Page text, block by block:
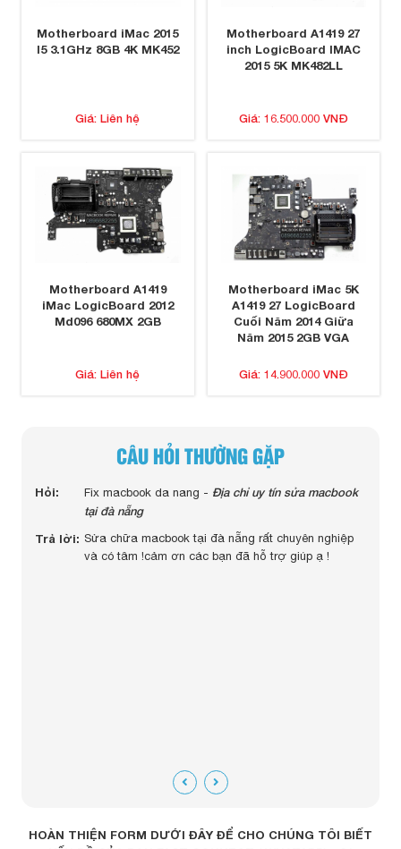
Motherboard iMac 2015
I5 3.1GHz 8GB 4K MK452
Giá: Liên hệ
Motherboard A1419 27
inch LogicBoard IMAC
2015 5K MK482LL
Giá: 16.500.000 VNĐ
Motherboard A1419
iMac LogicBoard 2012
Md096 680MX 2GB
Giá: Liên hệ
Motherboard iMac 5K
A1419 27 LogicBoard
Cuối Năm 2014 Giữa
Năm 2015 2GB VGA
Giá: 14.900.000 VNĐ
CÂU HỎI THƯỜNG GẶP
Hỏi: Fix macbook da nang - Địa chỉ uy tín sửa macbook
tại đà nẵng
Trả lời: Sửa chữa macbook tại đà nẵng rất chuyên nghiệp
và có tâm !cảm ơn các bạn đã hỗ trợ giúp ạ !
Hỏi:
macbook pro 2014 13 icnh của em bị chai pin thay
mấy tiền anh ? -
Trả lời: Dạ AD sẽ liên hệ bạn qua số điện thoại ạ ! cảm ơn
ban
HOÀN THIỆN FORM DƯỚI ĐÂY ĐỂ CHO CHÚNG TÔI BIẾT